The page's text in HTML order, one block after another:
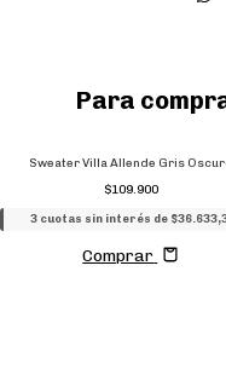
Para
Sweater Villa Allende Gris
$109.900
3 cuotas sin interés de
Comprar